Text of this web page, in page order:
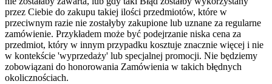
przez Ciebie do zakupu takiej ilości przedmiotów, które w
przeciwnym razie nie zostałyby zakupione lub uznane za regularne
zamówienie. Przykładem może być podejrzanie niska cena za
przedmiot, który w innym przypadku kosztuje znacznie więcej i nie
w kontekście 'wyprzedaży' lub specjalnej promocji. Nie będziemy
zobowiązani do honorowania Zamówienia w takich błędnych
okolicznościach.